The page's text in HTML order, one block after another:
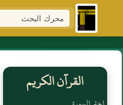
القرآن الكريم